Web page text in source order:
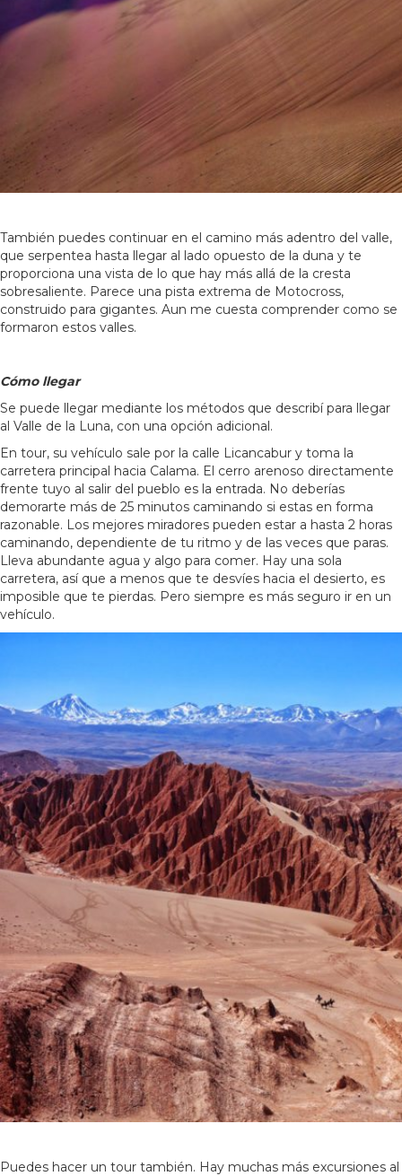
También puedes continuar en el camino más adentro del valle,
que serpentea hasta llegar al lado opuesto de la duna y te
proporciona una vista de lo que hay más allá de la cresta
sobresaliente. Parece una pista extrema de Motocross,
construido para gigantes. Aun me cuesta comprender como se
formaron estos valles.
Cómo llegar
Se puede llegar mediante los métodos que describí para llegar
al Valle de la Luna, con una opción adicional.
En tour, su vehículo sale por la calle Licancabur y toma la
carretera principal hacia Calama. El cerro arenoso directamente
frente tuyo al salir del pueblo es la entrada. No deberías
demorarte más de 25 minutos caminando si estas en forma
razonable. Los mejores miradores pueden estar a hasta 2 horas
caminando, dependiente de tu ritmo y de las veces que paras.
Lleva abundante agua y algo para comer. Hay una sola
carretera, así que a menos que te desvíes hacia el desierto, es
imposible que te pierdas. Pero siempre es más seguro ir en un
vehículo.
Puedes hacer un tour también. Hay muchas más excursiones al